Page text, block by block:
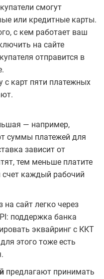
смогут
или кредитные карты.
с кем работает ваш
на сайте
отправится в
с карт пяти платежных
— например,
суммы платежей для
зависит от
тем меньше платите
каждый рабочий
сайт легко через
поддержка банка
эквайринг с ККТ
этого тоже есть
предлагают принимать